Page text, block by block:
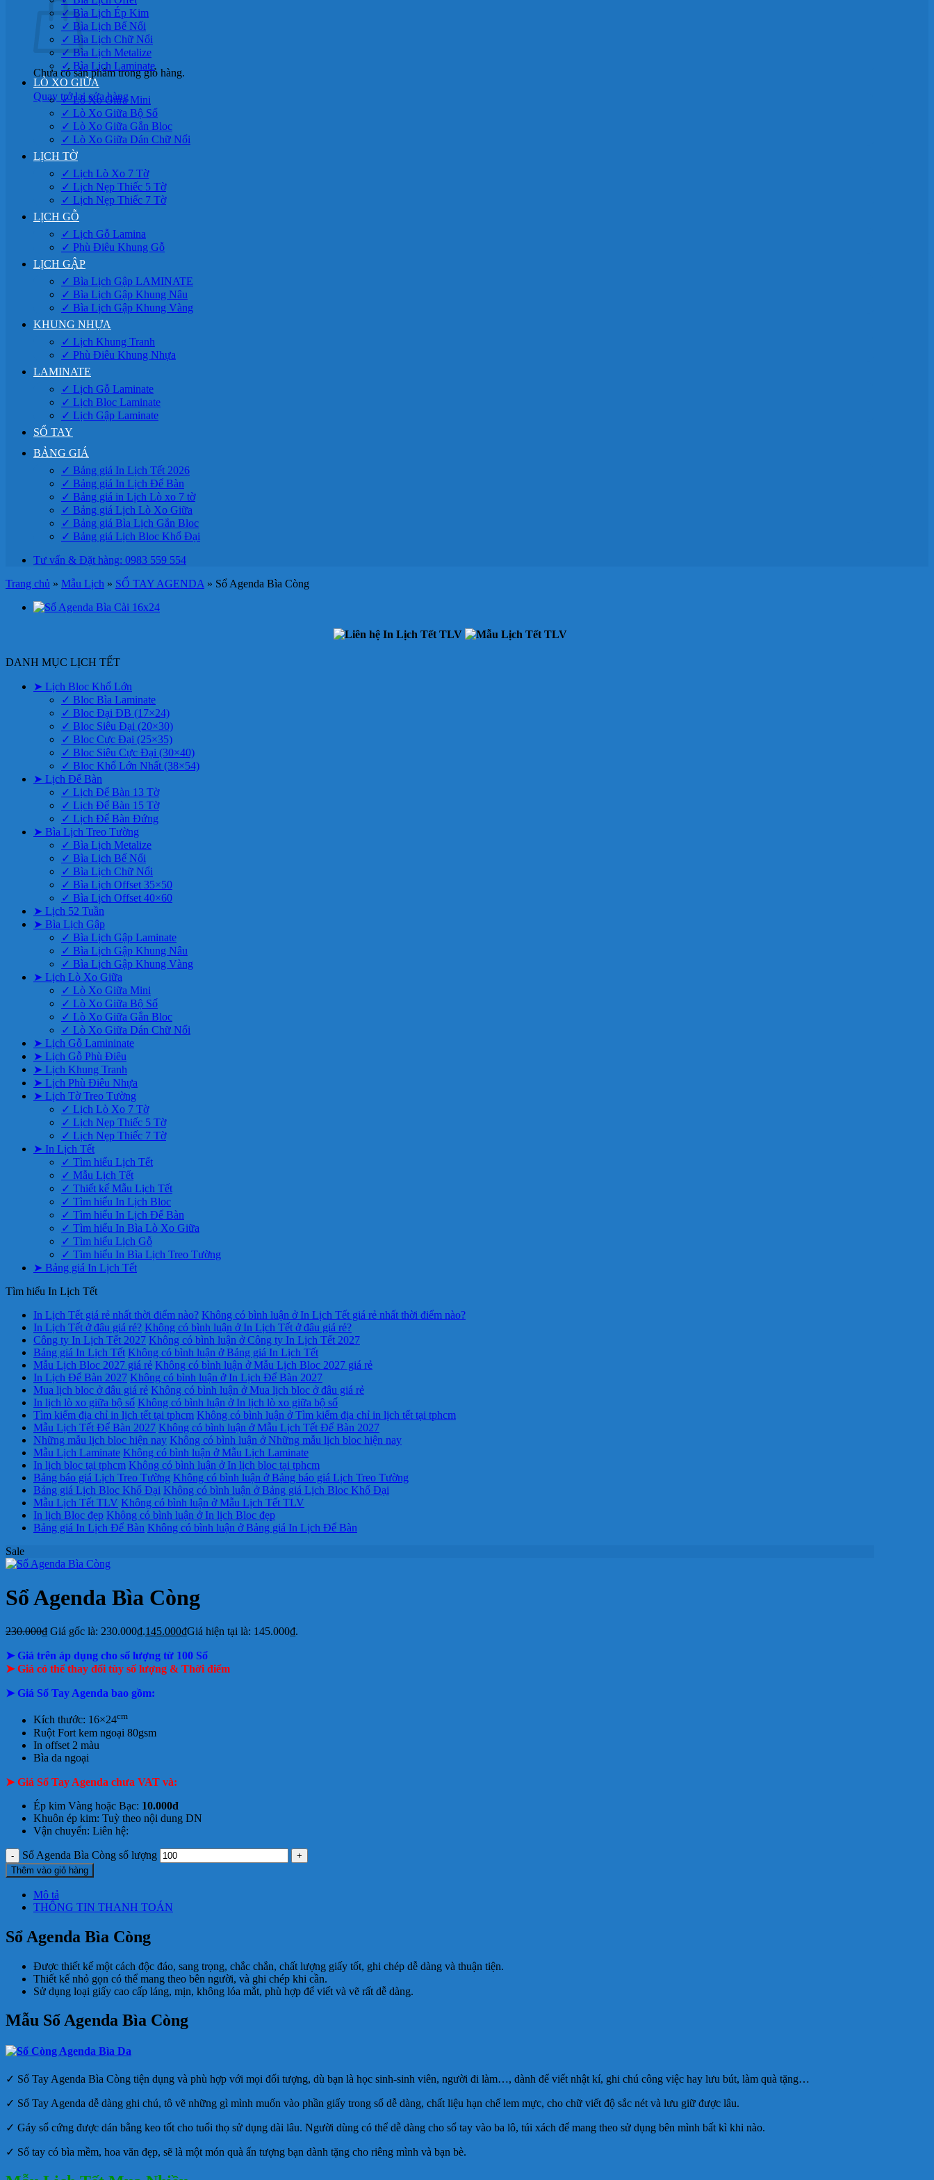
Chưa có sản phẩm trong giỏ hàng.
Quay trở lại cửa hàng
✓ Bìa Lịch Ép Kim
✓ Bìa Lịch Bế Nổi
✓ Bìa Lịch Chữ Nổi
✓ Bìa Lịch Metalize
✓ Bìa Lịch Laminate
LÒ XO GIỮA
✓ Lò Xo Giữa Mini
✓ Lò Xo Giữa Bộ Số
✓ Lò Xo Giữa Gắn Bloc
✓ Lò Xo Giữa Dán Chữ Nổi
LỊCH TỜ
✓ Lịch Lò Xo 7 Tờ
✓ Lịch Nẹp Thiếc 5 Tờ
✓ Lịch Nẹp Thiếc 7 Tờ
LỊCH GỖ
✓ Lịch Gỗ Lamina
✓ Phù Điêu Khung Gỗ
LỊCH GẬP
✓ Bìa Lịch Gập LAMINATE
✓ Bìa Lịch Gập Khung Nâu
✓ Bìa Lịch Gập Khung Vàng
KHUNG NHỰA
✓ Lịch Khung Tranh
✓ Phù Điêu Khung Nhựa
LAMINATE
✓ Lịch Gỗ Laminate
✓ Lịch Bloc Laminate
✓ Lịch Gập Laminate
SỔ TAY
BẢNG GIÁ
✓ Bảng giá In Lịch Tết 2026
✓ Bảng giá In Lịch Để Bàn
✓ Bảng giá in Lịch Lò xo 7 tờ
✓ Bảng giá Lịch Lò Xo Giữa
✓ Bảng giá Bìa Lịch Gắn Bloc
✓ Bảng giá Lịch Bloc Khổ Đại
Tư vấn & Đặt hàng: 0983 559 554
Trang chủ » Mẫu Lịch » SỔ TAY AGENDA » Sổ Agenda Bìa Còng
DANH MỤC LỊCH TẾT
➤ Lịch Bloc Khổ Lớn
✓ Bloc Bìa Laminate
✓ Bloc Đại ĐB (17×24)
✓ Bloc Siêu Đại (20×30)
✓ Bloc Cực Đại (25×35)
✓ Bloc Siêu Cực Đại (30×40)
✓ Bloc Khổ Lớn Nhất (38×54)
➤ Lịch Để Bàn
✓ Lịch Để Bàn 13 Tờ
✓ Lịch Để Bàn 15 Tờ
✓ Lịch Để Bàn Đứng
➤ Bìa Lịch Treo Tường
✓ Bìa Lịch Metalize
✓ Bìa Lịch Bế Nổi
✓ Bìa Lịch Chữ Nổi
✓ Bìa Lịch Offset 35×50
✓ Bìa Lịch Offset 40×60
➤ Lịch 52 Tuần
➤ Bìa Lịch Gập
✓ Bìa Lịch Gập Laminate
✓ Bìa Lịch Gập Khung Nâu
✓ Bìa Lịch Gập Khung Vàng
➤ Lịch Lò Xo Giữa
✓ Lò Xo Giữa Mini
✓ Lò Xo Giữa Bộ Số
✓ Lò Xo Giữa Gắn Bloc
✓ Lò Xo Giữa Dán Chữ Nổi
➤ Lịch Gỗ Lamininate
➤ Lịch Gỗ Phù Điêu
➤ Lịch Khung Tranh
➤ Lịch Phù Điêu Nhựa
➤ Lịch Tờ Treo Tường
✓ Lịch Lò Xo 7 Tờ
✓ Lịch Nẹp Thiếc 5 Tờ
✓ Lịch Nẹp Thiếc 7 Tờ
➤ In Lịch Tết
✓ Tìm hiểu Lịch Tết
✓ Mẫu Lịch Tết
✓ Thiết kế Mẫu Lịch Tết
✓ Tìm hiểu In Lịch Bloc
✓ Tìm hiểu In Lịch Để Bàn
✓ Tìm hiểu In Bìa Lò Xo Giữa
✓ Tìm hiểu Lịch Gỗ
✓ Tìm hiểu In Bìa Lịch Treo Tường
➤ Bảng giá In Lịch Tết
Tìm hiểu In Lịch Tết
In Lịch Tết giá rẻ nhất thời điểm nào? Không có bình luận ở In Lịch Tết giá rẻ nhất thời điểm nào?
In Lịch Tết ở đâu giá rẻ? Không có bình luận ở In Lịch Tết ở đâu giá rẻ?
Công ty In Lịch Tết 2027 Không có bình luận ở Công ty In Lịch Tết 2027
Bảng giá In Lịch Tết Không có bình luận ở Bảng giá In Lịch Tết
Mẫu Lịch Bloc 2027 giá rẻ Không có bình luận ở Mẫu Lịch Bloc 2027 giá rẻ
In Lịch Để Bàn 2027 Không có bình luận ở In Lịch Để Bàn 2027
Mua lịch bloc ở đâu giá rẻ Không có bình luận ở Mua lịch bloc ở đâu giá rẻ
In lịch lò xo giữa bộ số Không có bình luận ở In lịch lò xo giữa bộ số
Tìm kiếm địa chỉ in lịch tết tại tphcm Không có bình luận ở Tìm kiếm địa chỉ in lịch tết tại tphcm
Mẫu Lịch Tết Để Bàn 2027 Không có bình luận ở Mẫu Lịch Tết Để Bàn 2027
Những mẫu lịch bloc hiện nay Không có bình luận ở Những mẫu lịch bloc hiện nay
Mẫu Lịch Laminate Không có bình luận ở Mẫu Lịch Laminate
In lịch bloc tại tphcm Không có bình luận ở In lịch bloc tại tphcm
Bảng báo giá Lịch Treo Tường Không có bình luận ở Bảng báo giá Lịch Treo Tường
Bảng giá Lịch Bloc Khổ Đại Không có bình luận ở Bảng giá Lịch Bloc Khổ Đại
Mẫu Lịch Tết TLV Không có bình luận ở Mẫu Lịch Tết TLV
In lịch Bloc đẹp Không có bình luận ở In lịch Bloc đẹp
Bảng giá In Lịch Để Bàn Không có bình luận ở Bảng giá In Lịch Để Bàn
Sale
Sổ Agenda Bìa Còng
230.000₫ Giá gốc là: 230.000₫.145.000₫Giá hiện tại là: 145.000₫.
➤ Giá trên áp dụng cho số lượng từ 100 Sổ
➤ Giá có thể thay đổi tùy số lượng & Thời điểm
➤ Giá Sổ Tay Agenda bao gồm:
Kích thước: 16×24cm
Ruột Fort kem ngoại 80gsm
In offset 2 màu
Bìa da ngoại
➤ Giá Sổ Tay Agenda chưa VAT và:
Ép kim Vàng hoặc Bạc: 10.000đ
Khuôn ép kim: Tuỳ theo nội dung DN
Vận chuyển: Liên hệ:
Sổ Agenda Bìa Còng số lượng
Thêm vào giỏ hàng
Mô tả
THÔNG TIN THANH TOÁN
Sổ Agenda Bìa Còng
Được thiết kế một cách độc đáo, sang trọng, chắc chắn, chất lượng giấy tốt, ghi chép dễ dàng và thuận tiện.
Thiết kế nhỏ gọn có thể mang theo bên người, và ghi chép khi cần.
Sử dụng loại giấy cao cấp láng, mịn, không lóa mắt, phù hợp để viết và vẽ rất dễ dàng.
Mẫu Sổ Agenda Bìa Còng
✓ Sổ Tay Agenda Bìa Còng tiện dụng và phù hợp với mọi đối tượng, dù bạn là học sinh-sinh viên, người đi làm…, dành để viết nhật kí, ghi chú công việc hay lưu bút, làm quà tặng…
✓ Sổ Tay Agenda dễ dàng ghi chú, tô vẽ những gì mình muốn vào phần giấy trong sổ dễ dàng, chất liệu hạn chế lem mực, cho chữ viết độ sắc nét và lưu giữ được lâu.
✓ Gáy sổ cứng được dán bằng keo tốt cho tuổi thọ sử dụng dài lâu. Người dùng có thể dễ dàng cho sổ tay vào ba lô, túi xách để mang theo sử dụng bên mình bất kì khi nào.
✓ Sổ tay có bìa mềm, hoa văn đẹp, sẽ là một món quà ấn tượng bạn dành tặng cho riêng mình và bạn bè.